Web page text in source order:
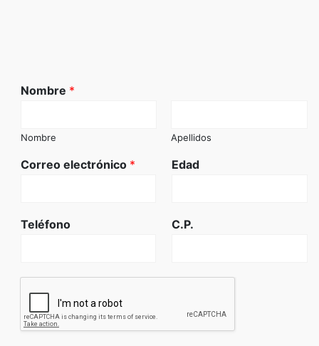
Nombre *
Nombre Apellidos
Correo electrónico * Edad
Teléfono C.P.